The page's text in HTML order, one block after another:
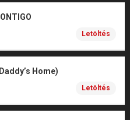
Letöltés
Home)
Letöltés